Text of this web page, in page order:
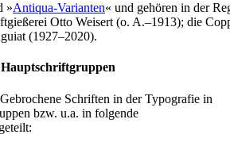
»Antiqua-Varianten« und gehören in der
Otto Weisert (o. A.–1913); die
(1927–2020).
Schriften in der Typografie in
bzw. u.a. in folgende